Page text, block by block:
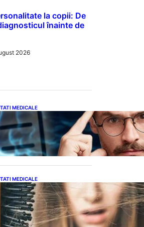
la copii: De
înainte de
2026
MEDICALE
dincolo de note:
unui IQ ridicat
nu țin de școală
MEDICALE
unei deficiențe de
Impactul asupra
tale